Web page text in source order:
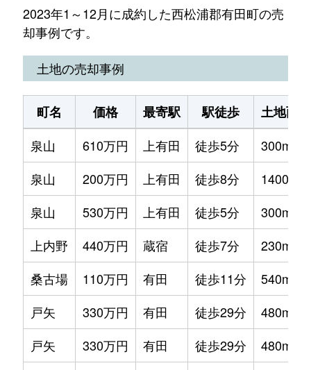
2023年1～12月に成約した西松浦郡有田町の売
却事例です。
土地の売却事例
町名 価格 最寄駅 駅徒歩
土地面積
泉山
610万円 上有田 徒歩5分
300m²
泉山
200万円 上有田 徒歩8分
1400m²
泉山
530万円 上有田 徒歩5分
300m²
上内野
440万円 蔵宿 徒歩7分
230m²
桑古場
110万円 有田 徒歩11分
540m²
戸矢
330万円 有田 徒歩29分
480m²
戸矢
330万円 有田 徒歩29分
480m²